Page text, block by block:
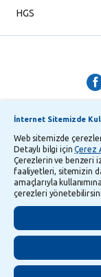
HGS
TMSF ve YTM
Kişisel Verilerin
İnternet Sitemizde
Web sitemizde
Detaylı bilgi içinÇerez
Çerezlerin ve benzeri
faaliyetleri, sitemizin
amaçlarıyla
çerezleri